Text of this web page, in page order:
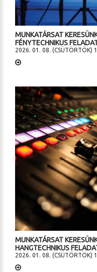
MUNKATÁRSAT
FÉNYTECHNIKUS
2026. 01. 08. (CSÜTÖRTÖK)
MUNKATÁRSAT
HANGTECHNIKUS
2026. 01. 08. (CSÜTÖRTÖK)